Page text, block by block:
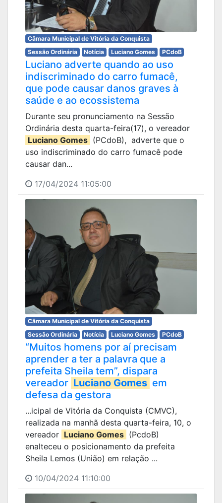
Câmara Municipal de Vitória da Conquista
Sessão Ordinária
Notícia Luciano Gomes PCdoB
Luciano adverte quando ao uso
indiscriminado do carro fumacê,
que pode causar danos graves à
saúde e ao ecossistema
Durante seu pronunciamento na Sessão
Ordinária desta quarta-feira(17), o vereador
Luciano Gomes (PCdoB), adverte que o
uso indiscriminado do carro fumacê pode
causar dan...
17/04/2024 11:05:00
Câmara Municipal de Vitória da Conquista
Sessão Ordinária
Notícia Luciano Gomes PCdoB
“Muitos homens por aí precisam
aprender a ter a palavra que a
prefeita Sheila tem”, dispara
vereador Luciano Gomes em
defesa da gestora
...icipal de Vitória da Conquista (CMVC),
realizada na manhã desta quarta-feira, 10, o
vereador Luciano Gomes (PcdoB)
enalteceu o posicionamento da prefeita
Sheila Lemos (União) em relação ...
10/04/2024 11:10:00